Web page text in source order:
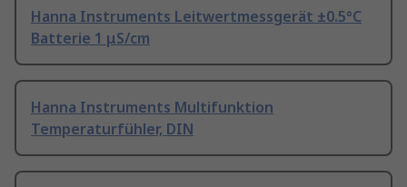
Hanna Instruments Leitwertmessgerät ±0.5°C
Batterie 1 μS/cm
Hanna Instruments Multifunktion
Temperaturfühler, DIN